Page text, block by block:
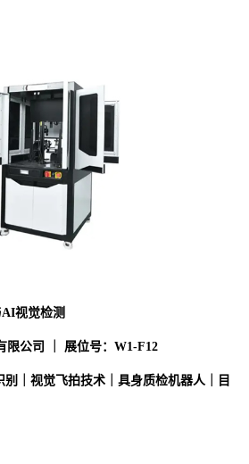
视觉检测
限公司 ｜ 展位号：W1-F12
｜视觉飞拍技术｜具身质检机器人｜目